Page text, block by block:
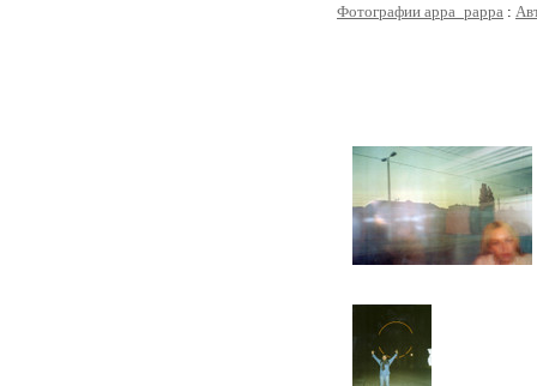
Фотографии appa_pappa :